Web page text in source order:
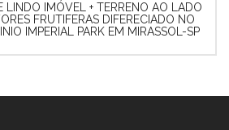
LINDO IMÓVEL + TERRENO AO LADO
FRUTIFERAS DIFERECIADO NO
IMPERIAL PARK EM MIRASSOL-SP